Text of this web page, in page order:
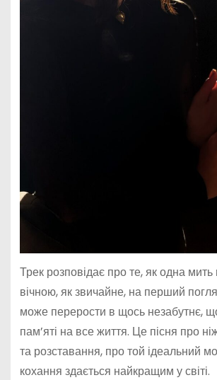
Трек розповідає про те, як одна
вічною, як звичайне, на перший
може перерости в щось незабутнє,
пам’яті на все життя. Це пісня про
та розставання, про той ідеальний
кохання здається найкращим у світі.